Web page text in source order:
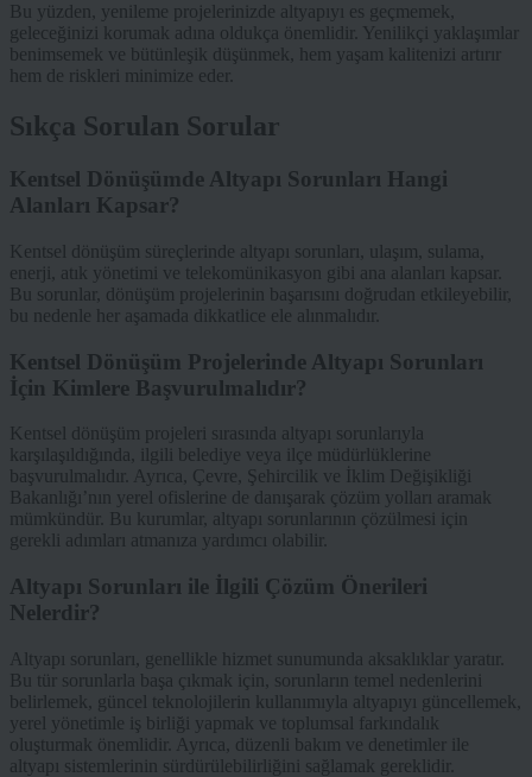
Bu yüzden, yenileme projelerinizde altyapıyı es geçmemek,
geleceğinizi korumak adına oldukça önemlidir. Yenilikçi yaklaşımlar
benimsemek ve bütünleşik düşünmek, hem yaşam kalitenizi artırır
hem de riskleri minimize eder.
Sıkça Sorulan Sorular
Kentsel Dönüşümde Altyapı Sorunları Hangi
Alanları Kapsar?
Kentsel dönüşüm süreçlerinde altyapı sorunları, ulaşım, sulama,
enerji, atık yönetimi ve telekomünikasyon gibi ana alanları kapsar.
Bu sorunlar, dönüşüm projelerinin başarısını doğrudan etkileyebilir,
bu nedenle her aşamada dikkatlice ele alınmalıdır.
Kentsel Dönüşüm Projelerinde Altyapı Sorunları
İçin Kimlere Başvurulmalıdır?
Kentsel dönüşüm projeleri sırasında altyapı sorunlarıyla
karşılaşıldığında, ilgili belediye veya ilçe müdürlüklerine
başvurulmalıdır. Ayrıca, Çevre, Şehircilik ve İklim Değişikliği
Bakanlığı’nın yerel ofislerine de danışarak çözüm yolları aramak
mümkündür. Bu kurumlar, altyapı sorunlarının çözülmesi için
gerekli adımları atmanıza yardımcı olabilir.
Altyapı Sorunları ile İlgili Çözüm Önerileri
Nelerdir?
Altyapı sorunları, genellikle hizmet sunumunda aksaklıklar yaratır.
Bu tür sorunlarla başa çıkmak için, sorunların temel nedenlerini
belirlemek, güncel teknolojilerin kullanımıyla altyapıyı güncellemek,
yerel yönetimle iş birliği yapmak ve toplumsal farkındalık
oluşturmak önemlidir. Ayrıca, düzenli bakım ve denetimler ile
altyapı sistemlerinin sürdürülebilirliğini sağlamak gereklidir.